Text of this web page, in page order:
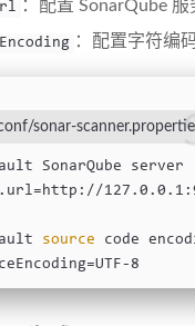
：配置 SonarQube 服
：配置字符编
sonar-
SonarQube server
source code
8